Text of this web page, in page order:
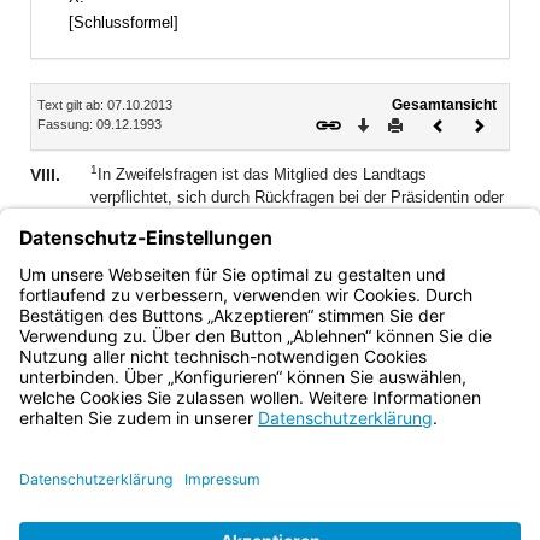
[Schlussformel]
Inhalt
Text gilt ab: 07.10.2013
Fassung: 09.12.1993
Gesamtansicht
Download
DruckenVorheriges
VIII. 1 In Zweifelsfragen ist das Mitglied des Landtags
verpflichtet, sich durch Rückfragen bei der Präsidentin oder
diesen Verhaltensregeln zu vergewissern.
erhält das Mitglied des Landtags die Antwort auf seine
Rückfrage schriftlich.
Bayern.de
BayernPortal
Impressum